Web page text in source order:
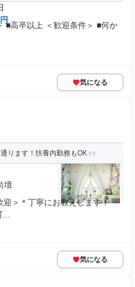
■高卒以上 ＜歓迎条件＞ ■何か
気になる
ります！扶養内勤務もOK
壇
＞＊丁寧にお教えします！ ・
気になる